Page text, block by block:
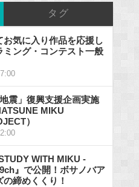
タグ
お気に入り作品を応援し
ミング・コンテスト一般
震」復興支援企画実施
MIKU
）
WITH MIKU -
』で公開！ボサノバア
締めくくり！